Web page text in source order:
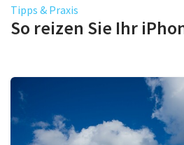
Tipps & Praxis
So reizen Sie Ihr